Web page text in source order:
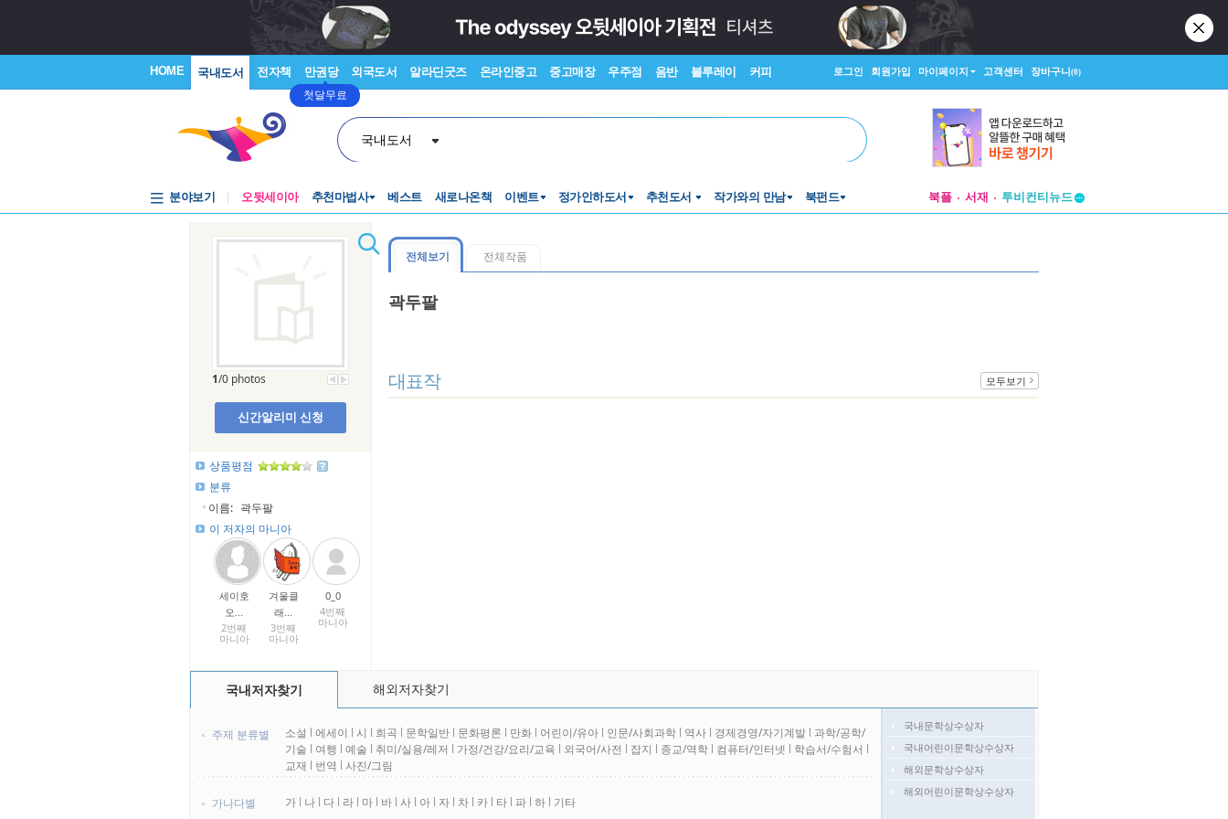
HOME 국내도서 전자책 만권당
첫달무료
외국도서 알라딘굿즈 온라인중고 중고매장 우주점 음반 블루레이 커피 로그인 회원가입 마이페이지 고객센터 장바구니(0)
국내도서
분야보기 오뒷세이아 추천마법사 베스트 새로나온책 이벤트 정가인하도서 추천도서 작가와의 만남 북펀드 북플 서재
투비컨티뉴드
1/0 photos
신간알리미 신청
상품평점
분류
이름: 곽두팔
이 저자의 마니아
세이호
오...
2번째
마니아
겨울클
래...
3번째
마니아
0_0
4번째
마니아
전체보기 전체작품
곽두팔
대표작 모두보기
국내저자찾기 해외저자찾기
주제 분류별 소설 l 에세이 l 시 l 희곡 l 문학일반 l 문화평론 l 만화 l 어린이/유아 l 인문/사회과학 l 역사 l 경제경영/자기계발 l 과학/공학/
기술 l 여행 l 예술 l 취미/실용/레저 l 가정/건강/요리/교육 l 외국어/사전 l 잡지 l 종교/역학 l 컴퓨터/인터넷 l 학습서/수험서 l
교재 l 번역 l 사진/그림
가나다별 가 l 나 l 다 l 라 l 마 l 바 l 사 l 아 l 자 l 차 l 카 l 타 l 파 l 하 l 기타
국내문학상수상자
국내어린이문학상수상자
해외문학상수상자
해외어린이문학상수상자